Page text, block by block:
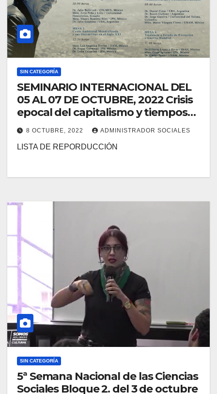
SIN CATEGORÍA
SEMINARIO INTERNACIONAL DEL
05 AL 07 DE OCTUBRE, 2022 Crisis
epocal del capitalismo y tiempos
de peligro y alternativas en el siglo
XXI.
8 OCTUBRE, 2022 ADMINISTRADOR SOCIALES
LISTA DE REPORDUCCIÓN
SIN CATEGORÍA
5ª Semana Nacional de las Ciencias
Sociales Bloque 2. del 3 de octubre